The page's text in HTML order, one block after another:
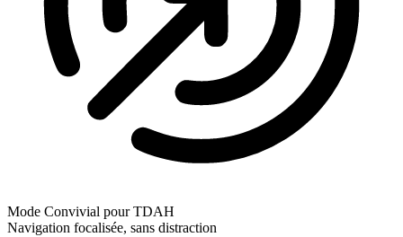
Mode Convivial pour TDAH
Navigation focalisée, sans distraction